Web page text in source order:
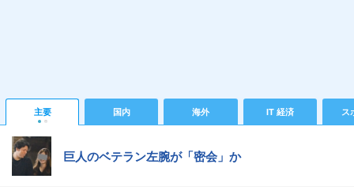
主要 国内 海外 IT 経済 ス
巨人のベテラン左腕が「密会」か